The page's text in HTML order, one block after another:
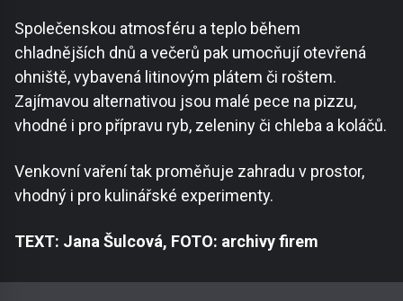
Společenskou atmosféru a teplo během
chladnějších dnů a večerů pak umocňují otevřená
ohniště, vybavená litinovým plátem či roštem.
Zajímavou alternativou jsou malé pece na pizzu,
vhodné i pro přípravu ryb, zeleniny či chleba a koláčů.
Venkovní vaření tak proměňuje zahradu v prostor,
vhodný i pro kulinářské experimenty.
TEXT: Jana Šulcová, FOTO: archivy firem